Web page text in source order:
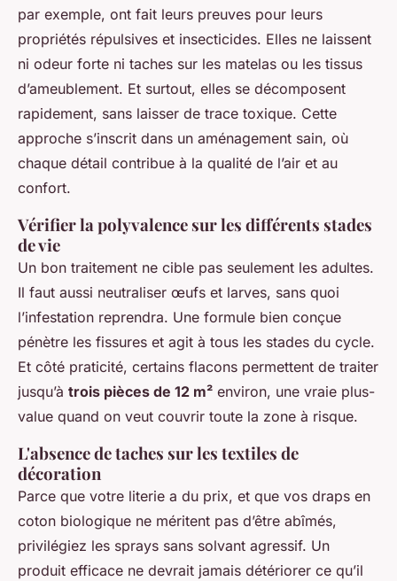
par exemple, ont fait leurs preuves pour leurs
propriétés répulsives et insecticides. Elles ne laissent
ni odeur forte ni taches sur les matelas ou les tissus
d’ameublement. Et surtout, elles se décomposent
rapidement, sans laisser de trace toxique. Cette
approche s’inscrit dans un aménagement sain, où
chaque détail contribue à la qualité de l’air et au
confort.
Vérifier la polyvalence sur les différents stades
de vie
Un bon traitement ne cible pas seulement les adultes.
Il faut aussi neutraliser œufs et larves, sans quoi
l’infestation reprendra. Une formule bien conçue
pénètre les fissures et agit à tous les stades du cycle.
Et côté praticité, certains flacons permettent de traiter
jusqu’à trois pièces de 12 m² environ, une vraie plus-
value quand on veut couvrir toute la zone à risque.
L'absence de taches sur les textiles de
décoration
Parce que votre literie a du prix, et que vos draps en
coton biologique ne méritent pas d’être abîmés,
privilégiez les sprays sans solvant agressif. Un
produit efficace ne devrait jamais détériorer ce qu’il